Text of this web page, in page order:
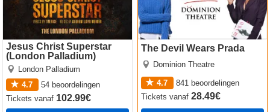
Jesus Christ Superstar
(London Palladium)
London Palladium
4.7
54 beoordelingen
Ticketsvanaf 102.99€
The Devil Wears Prada
Dominion Theatre
4.7 841 beoordelingen
Ticketsvanaf28.49€